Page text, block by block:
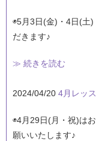
◉5月3日(金)・4日(土
だきます♪
≫ 続きを読む
2024/04/20 4月レッ
◉4月29日(月・祝)は
願いいたします♪